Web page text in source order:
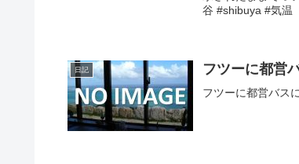
谷 #shibuya #気温
日記 フツーに都営
フツーに都営バス